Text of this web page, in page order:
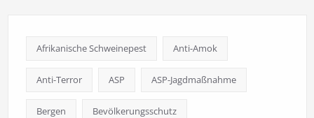
Afrikanische Schweinepest Anti-Amok
Anti-Terror ASP ASP-Jagdmaßnahme
Bergen Bevölkerungsschutz